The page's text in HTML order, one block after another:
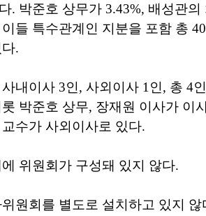
. 박준호 상무가 3.43%, 배성관
들 특수관계인 지분을 포함 총
.
내이사 3인, 사외이사 1인, 총 4
박준호 상무, 장재원 이사가 이
수가 사외이사로 있다.
위원회가 구성돼 있지 않다.
원회를 별도로 설치하고 있지